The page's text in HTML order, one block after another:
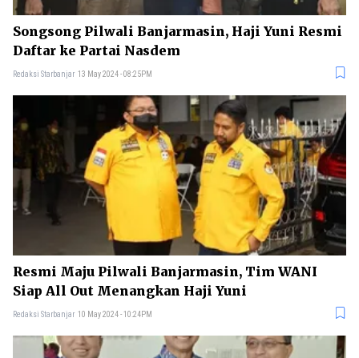
Songsong Pilwali Banjarmasin, Haji Yuni Resmi
Daftar ke Partai Nasdem
Redaksi Starbanjar 13 May 2024 - 08:25PM
Resmi Maju Pilwali Banjarmasin, Tim WANI
Siap All Out Menangkan Haji Yuni
Redaksi Starbanjar 10 May 2024 - 10:24PM